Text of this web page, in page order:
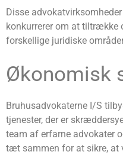
Disse
konkurrerer om at tiltrække
forskellige juridiske
Økonomisk
Bruhusadvokaterne I/S
tjenester, der er
team af erfarne advokater
tæt sammen for at sikre, at